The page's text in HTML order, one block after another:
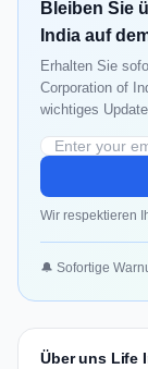
Bleiben Sie
India auf
Erhalten Sie
Corporation of
wichtiges
Wir respektieren
🔔 Sofortige
Über uns Life